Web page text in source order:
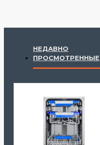
НЕДАВНО
ПРОСМОТРЕННЫЕ